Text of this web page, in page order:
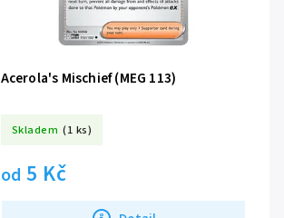
Acerola's Mischief (MEG 113)
Skladem (1 ks)
od 5 Kč